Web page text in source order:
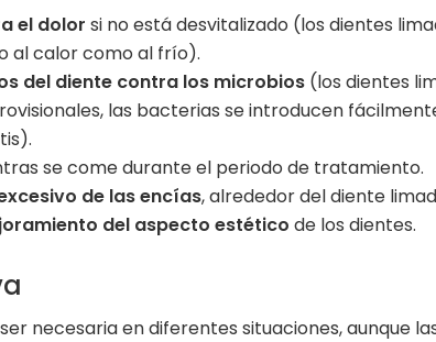
el dolor si no está desvitalizado (los dientes
al calor como al frío).
del diente contra los microbios (los dientes
las bacterias se introducen
se come durante el periodo de tratamiento.
de las encías, alrededor del diente
del aspecto estético de los dientes.
necesaria en diferentes situaciones, aunque